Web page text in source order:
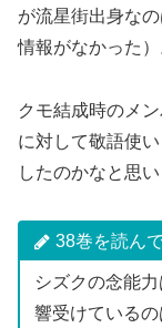
が流星街出身な
情報がなかった）
クモ結成時のメ
に対して敬語使
したのかなと思い
38巻を読ん
シズクの念能
響受けている